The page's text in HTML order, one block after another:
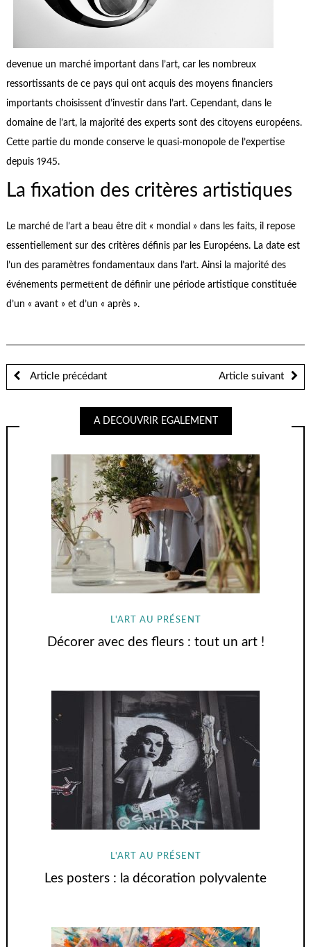
devenue un marché important dans l’art, car les nombreux
ressortissants de ce pays qui ont acquis des moyens financiers
importants choisissent d’investir dans l’art. Cependant, dans le
domaine de l’art, la majorité des experts sont des citoyens européens.
Cette partie du monde conserve le quasi-monopole de l’expertise
depuis 1945.
La fixation des critères artistiques
Le marché de l’art a beau être dit « mondial » dans les faits, il repose
essentiellement sur des critères définis par les Européens. La date est
l’un des paramètres fondamentaux dans l’art. Ainsi la majorité des
événements permettent de définir une période artistique constituée
d’un « avant » et d’un « après ».
Article précédant Article suivant
A DECOUVRIR EGALEMENT
L'ART AU PRÉSENT
Décorer avec des fleurs : tout un art !
L'ART AU PRÉSENT
Les posters : la décoration polyvalente